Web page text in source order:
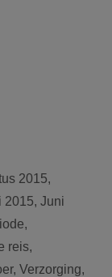
2015,
2015, Juni
,
reis,
, Verzorging,